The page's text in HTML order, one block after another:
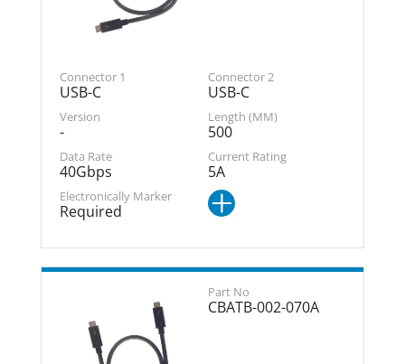
USB-C
USB-C
-
500
40Gbps
5A
Required
CBATB-002-070A